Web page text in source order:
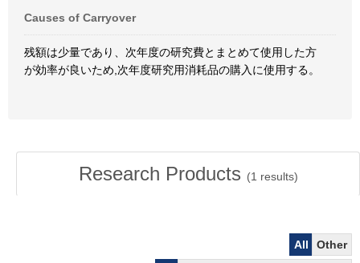
Causes of Carryover
残額は少量であり、次年度の研究費とまとめて使用した方
が効率が良いため,次年度研究用消耗品の購入に使用する。
Research Products (1 results)
All
Other